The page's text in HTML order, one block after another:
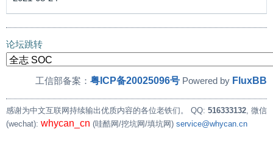
论坛跳转
工信部备案： 粤ICP备20025096号 Powered by FluxBB
感谢为中文互联网持续输出优质内容的各位老铁们。 QQ: 516333132, 微信
(wechat): whycan_cn (哇酷网/挖坑网/填坑网) service@whycan.cn